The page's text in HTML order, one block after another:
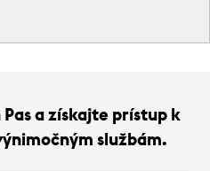
a získajte prístup k
službám.